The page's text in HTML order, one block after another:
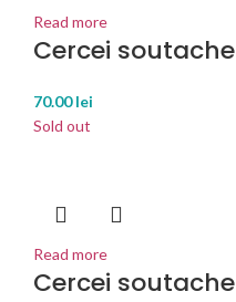
Read more
Cercei soutache
70.00lei
Sold out
Read more
Cercei soutache